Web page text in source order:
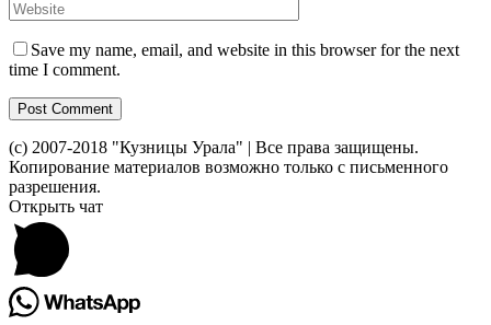
Save my name, email, and website in this browser for the next
time I comment.
(c) 2007-2018 "Кузницы Урала" | Все права защищены.
Копирование материалов возможно только с письменного
разрешения.
Toggle
Sliding
Bar
Area
Открыть чат